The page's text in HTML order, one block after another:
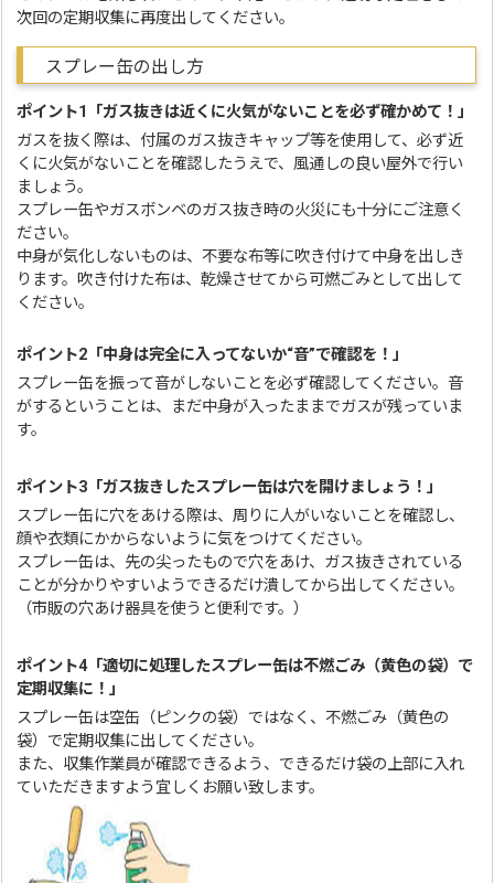
次回の定期収集に再度出してください。
スプレー缶の出し方
ポイント1「ガス抜きは近くに火気がないことを必ず確かめて！」
ガスを抜く際は、付属のガス抜きキャップ等を使用して、必ず近
くに火気がないことを確認したうえで、風通しの良い屋外で行い
ましょう。
スプレー缶やガスボンベのガス抜き時の火災にも十分にご注意く
ださい。
中身が気化しないものは、不要な布等に吹き付けて中身を出しき
ります。吹き付けた布は、乾燥させてから可燃ごみとして出して
ください。
ポイント2「中身は完全に入ってないか“音”で確認を！」
スプレー缶を振って音がしないことを必ず確認してください。音
がするということは、まだ中身が入ったままでガスが残っていま
す。
ポイント3「ガス抜きしたスプレー缶は穴を開けましょう！」
スプレー缶に穴をあける際は、周りに人がいないことを確認し、
顔や衣類にかからないように気をつけてください。
スプレー缶は、先の尖ったもので穴をあけ、ガス抜きされている
ことが分かりやすいようできるだけ潰してから出してください。
（市販の穴あけ器具を使うと便利です。）
ポイント4「適切に処理したスプレー缶は不燃ごみ（黄色の袋）で
定期収集に！」
スプレー缶は空缶（ピンクの袋）ではなく、不燃ごみ（黄色の
袋）で定期収集に出してください。
また、収集作業員が確認できるよう、できるだけ袋の上部に入れ
ていただきますよう宜しくお願い致します。